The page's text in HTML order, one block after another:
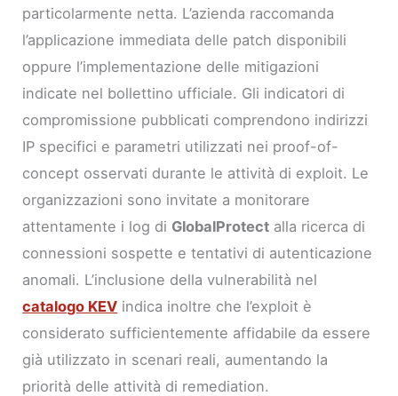
particolarmente netta. L’azienda raccomanda
l’applicazione immediata delle patch disponibili
oppure l’implementazione delle mitigazioni
indicate nel bollettino ufficiale. Gli indicatori di
compromissione pubblicati comprendono indirizzi
IP specifici e parametri utilizzati nei proof-of-
concept osservati durante le attività di exploit. Le
organizzazioni sono invitate a monitorare
attentamente i log di GlobalProtect alla ricerca di
connessioni sospette e tentativi di autenticazione
anomali. L’inclusione della vulnerabilità nel
catalogo KEV indica inoltre che l’exploit è
considerato sufficientemente affidabile da essere
già utilizzato in scenari reali, aumentando la
priorità delle attività di remediation.